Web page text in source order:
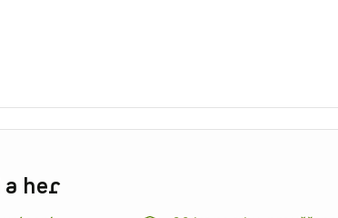
her